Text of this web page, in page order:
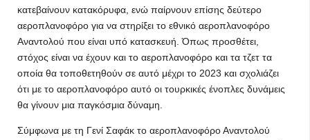
κατεβαίνουν κατακόρυφα, ενώ παίρνουν επίσης δεύτερο
αεροπλανοφόρο για να στηρίξει το εθνικό αεροπλανοφόρο
Αναντολού που είναι υπό κατασκευή. Όπως προσθέτει,
στόχος είναι να έχουν και το αεροπλανοφόρο και τα τζετ τα
οποία θα τοποθετηθούν σε αυτό μέχρι το 2023 και σχολιάζει
ότι με το αεροπλανοφόρο αυτό οι τουρκικές ένοπλες δυνάμεις
θα γίνουν μια παγκόσμια δύναμη.
Σύμφωνα με τη Γενί Σαφάκ το αεροπλανοφόρο Αναντολού